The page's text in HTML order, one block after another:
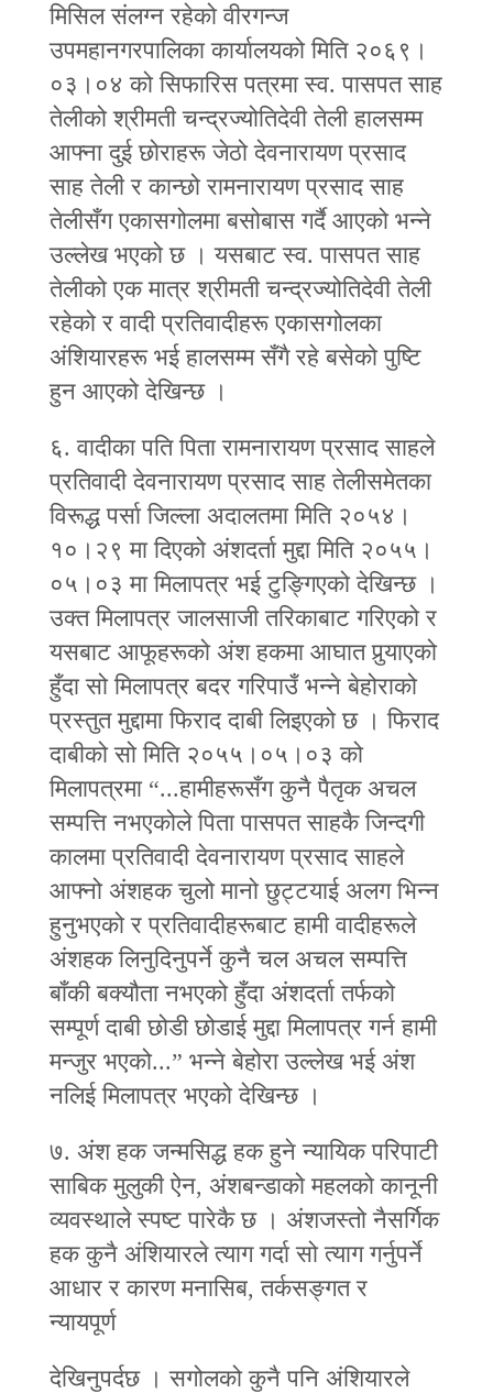
मिसिल संलग्न रहेको वीरगन्ज
उपमहानगरपालिका कार्यालयको मिति २०६९।
०३।०४ को सिफारिस पत्रमा स्व. पासपत साह
तेलीको श्रीमती चन्द्रज्योतिदेवी तेली हालसम्म
आफ्ना दुई छोराहरू जेठो देवनारायण प्रसाद
साह तेली र कान्छो रामनारायण प्रसाद साह
तेलीसँग एकासगोलमा बसोबास गर्दै आएको भन्‍ने
उल्लेख भएको छ । यसबाट स्व. पासपत साह
तेलीको एक मात्र श्रीमती चन्द्रज्योतिदेवी तेली
रहेको र वादी प्रतिवादीहरू एकासगोलका
अंशियारहरू भई हालसम्म सँगै रहे बसेको पुष्टि
हुन आएको देखिन्छ ।
६. वादीका पति पिता रामनारायण प्रसाद साहले
प्रतिवादी देवनारायण प्रसाद साह तेलीसमेतका
विरूद्ध पर्सा जिल्ला अदालतमा मिति २०५४।
१०।२९ मा दिएको अंशदर्ता मुद्दा मिति २०५५।
०५।०३ मा मिलापत्र भई टुङ्गिएको देखिन्छ ।
उक्त मिलापत्र जालसाजी तरिकाबाट गरिएको र
यसबाट आफूहरूको अंश हकमा आघात पुर्‍याएको
हुँदा सो मिलापत्र बदर गरिपाउँ भन्‍ने बेहोराको
प्रस्तुत मुद्दामा फिराद दाबी लिइएको छ । फिराद
दाबीको सो मिति २०५५।०५।०३ को
मिलापत्रमा “...हामीहरूसँग कुनै पैतृक अचल
सम्पत्ति नभएकोले पिता पासपत साहकै जिन्दगी
कालमा प्रतिवादी देवनारायण प्रसाद साहले
आफ्नो अंशहक चुलो मानो छुट्टयाई अलग भिन्‍न
हुनुभएको र प्रतिवादीहरूबाट हामी वादीहरूले
अंशहक लिनुदिनुपर्ने कुनै चल अचल सम्पत्ति
बाँकी बक्यौता नभएको हुँदा अंशदर्ता तर्फको
सम्पूर्ण दाबी छोडी छोडाई मुद्दा मिलापत्र गर्न हामी
मन्जुर भएको...” भन्‍ने बेहोरा उल्लेख भई अंश
नलिई मिलापत्र भएको देखिन्छ ।
७. अंश हक जन्मसिद्ध हक हुने न्यायिक परिपाटी
साबिक मुलुकी ऐन, अंशबन्डाको महलको कानूनी
व्यवस्थाले स्पष्ट पारेकै छ । अंशजस्तो नैसर्गिक
हक कुनै अंशियारले त्याग गर्दा सो त्याग गर्नुपर्ने
आधार र कारण मनासिब, तर्कसङ्‍गत र
न्यायपूर्ण
देखिनुपर्दछ । सगोलको कुनै पनि अंशियारले